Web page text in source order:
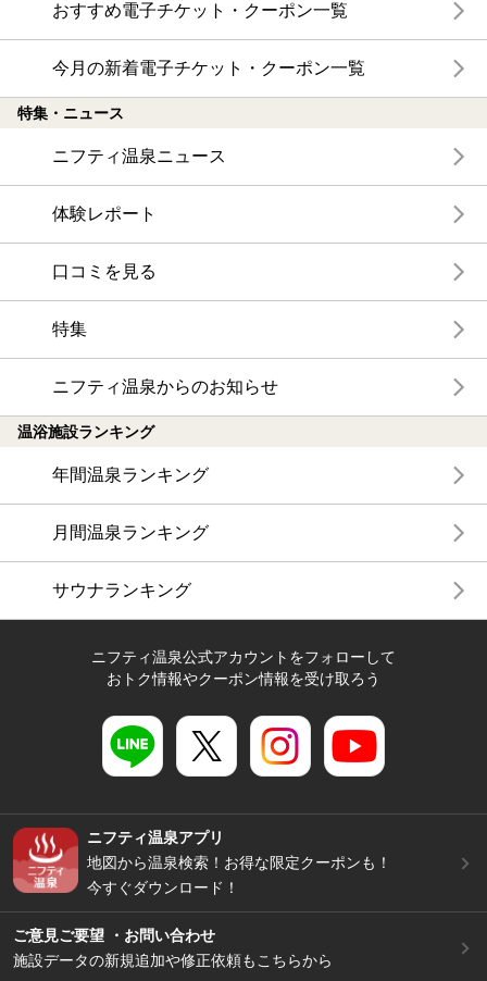
おすすめ電子チケット・クーポン一覧
今月の新着電子チケット・クーポン一覧
特集・ニュース
ニフティ温泉ニュース
体験レポート
口コミを見る
特集
ニフティ温泉からのお知らせ
温浴施設ランキング
年間温泉ランキング
月間温泉ランキング
サウナランキング
ニフティ温泉公式アカウントをフォローして
おトク情報やクーポン情報を受け取ろう
ニフティ温泉アプリ
地図から温泉検索！お得な限定クーポンも！
今すぐダウンロード！
ご意見ご要望 ・お問い合わせ
施設データの新規追加や修正依頼もこちらから